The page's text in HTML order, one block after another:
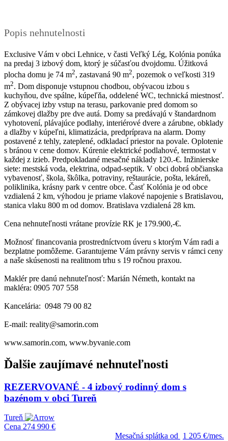
Popis nehnutelnosti
Exclusive Vám v obci Lehnice, v časti Veľký Lég, Kolónia ponúka
na predaj 3 izbový dom, ktorý je súčasťou dvojdomu. Úžitková
plocha domu je 74 m2, zastavaná 90 m2, pozemok o veľkosti 319
m2. Dom disponuje vstupnou chodbou, obývacou izbou s
kuchyňou, dve spálne, kúpeľňa, oddelené WC, technická miestnosť.
Z obývacej izby vstup na terasu, parkovanie pred domom so
zámkovej dlažby pre dve autá. Domy sa predávajú v štandardnom
vyhotovení, plávajúce podlahy, interiérové dvere a zárubne, obklady
a dlažby v kúpeľni, klimatizácia, predpríprava na alarm. Domy
postavené z tehly, zateplené, odkladací priestor na povale. Oplotenie
s bránou v cene domov. Kúrenie elektrické podlahové, termostat v
každej z izieb. Predpokladané mesačné náklady 120.-€. Inžinierske
siete: mestská voda, elektrina, odpad-septik. V obci dobrá občianska
vybavenosť, škola, škôlka, potraviny, reštaurácie, pošta, lekáreň,
poliklinika, krásny park v centre obce. Časť Kolónia je od obce
vzdialená 2 km, výhodou je priame vlakové napojenie s Bratislavou,
stanica vlaku 800 m od domov. Bratislava vzdialená 28 km.
Cena nehnuteľnosti vrátane provízie RK je 179.900,-€.
Možnosť financovania prostredníctvom úveru s ktorým Vám radi a
bezplatne pomôžeme. Garantujeme Vám právny servis v rámci ceny
a naše skúsenosti na realitnom trhu s 19 ročnou praxou.
Maklér pre danú nehnuteľnosť: Marián Németh, kontakt na
makléra: 0905 707 558
Kancelária: 0948 79 00 82
E-mail: reality@samorin.com
www.samorin.com, www.byvanie.com
Ďalšie zaujímavé nehnuteľnosti
REZERVOVANÉ - 4 izbový rodinný dom s
bazénom v obci Tureň
Tureň
Cena 274 990 €
Mesačná splátka od 1 205 €/mes.